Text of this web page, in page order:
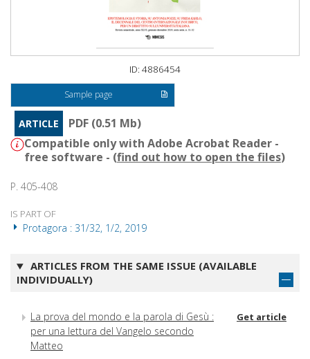
ID: 4886454
Sample page
ARTICLE
PDF (0.51 Mb)
Compatible only with Adobe Acrobat Reader -
free software - (find out how to open the files)
P. 405-408
IS PART OF
Protagora : 31/32, 1/2, 2019
ARTICLES FROM THE SAME ISSUE (AVAILABLE
INDIVIDUALLY)
La prova del mondo e la parola di Gesù :
per una lettura del Vangelo secondo
Matteo
Get article